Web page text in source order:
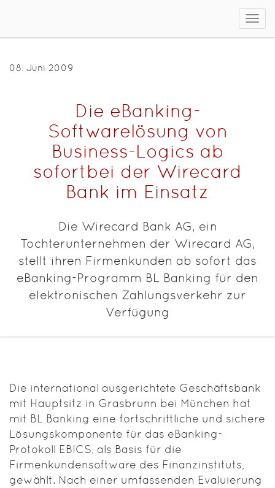
08. Juni 2009
Die eBanking-
Softwarelösung von
Business-Logics ab
sofortbei der Wirecard
Bank im Einsatz
Die Wirecard Bank AG, ein
Tochterunternehmen der Wirecard AG,
stellt ihren Firmenkunden ab sofort das
eBanking-Programm BL Banking für den
elektronischen Zahlungsverkehr zur
Verfügung
Die international ausgerichtete Geschäftsbank
mit Hauptsitz in Grasbrunn bei München hat
mit BL Banking eine fortschrittliche und sichere
Lösungskomponente für das eBanking-
Protokoll EBICS, als Basis für die
Firmenkundensoftware des Finanzinstituts,
gewählt. Nach einer umfassenden Evaluierung